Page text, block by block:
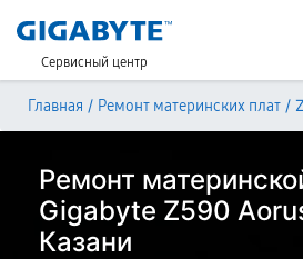
Сервисный центр
Главная / Ремонт материнских плат /
Ремонт
Gigabyte Z590
Казани